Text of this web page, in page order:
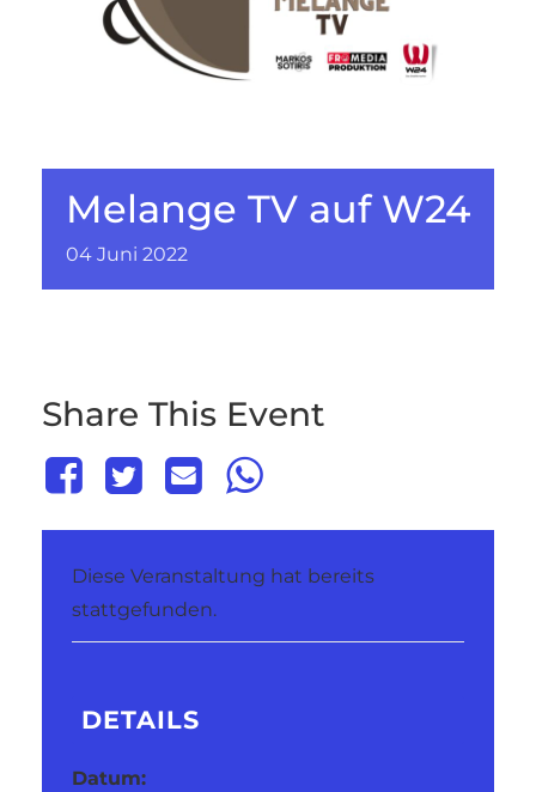
Melange TV auf W24
04 Juni 2022
Share This Event
Diese Veranstaltung hat bereits
stattgefunden.
DETAILS
Datum: